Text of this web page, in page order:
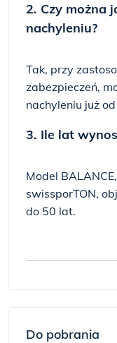
2. Czy można
nachyleniu?
Tak, przy
zabezpieczeń,
nachyleniu już
3. Ile lat
Model
swissporTON,
do 50 lat.
Do pobrania